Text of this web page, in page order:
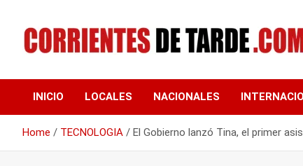
content
CORRIENTES DE
TARDE
INICIO LOCALES NACIONALES
Home TECNOLOGIA El Gobierno lanzó Tina, el primer